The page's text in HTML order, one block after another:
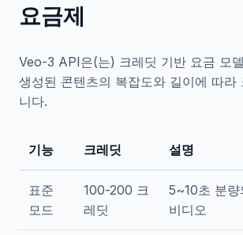
요금제
Veo-3 API은(는) 크레딧 기반 요금 모
생성된 콘텐츠의 복잡도와 길이에 따라
니다.
기능 크레딧 설명
표준
모드
100-200 크
레딧
5~10초 분
비디오